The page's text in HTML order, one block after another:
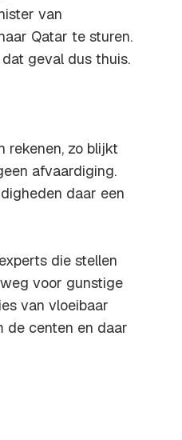
van
Qatar te sturen.
geval dus thuis.
rekenen, zo blijkt
afvaardiging.
daar een
die stellen
voor gunstige
van vloeibaar
de centen en daar